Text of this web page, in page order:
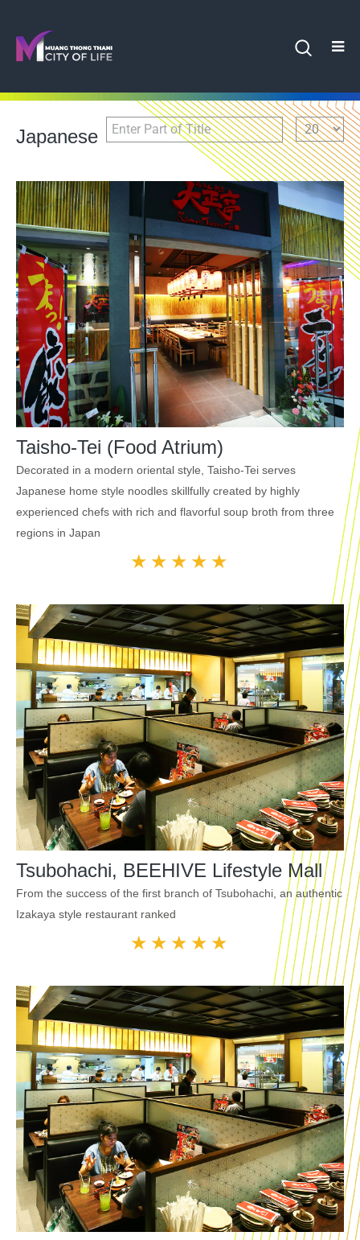
Japanese Enter Part of Title Display #
Taisho-Tei (Food Atrium)
Decorated in a modern oriental style, Taisho-Tei serves
Japanese home style noodles skillfully created by highly
experienced chefs with rich and flavorful soup broth from three
regions in Japan
★★★★★
Tsubohachi, BEEHIVE Lifestyle Mall
From the success of the first branch of Tsubohachi, an authentic
Izakaya style restaurant ranked
★★★★★